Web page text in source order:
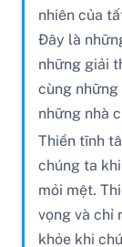
nhiên của
Đây là
những giải
cùng
những nhà
Thiền tĩnh
chúng ta
mỏi mệt.
vọng và chỉ
khỏe khi